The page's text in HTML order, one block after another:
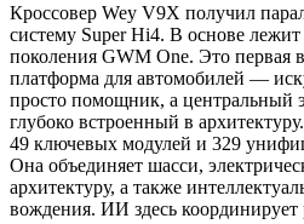
Кроссовер Wey V9X получил
систему Super Hi4. В основе лежит
поколения GWM One. Это первая
платформа для автомобилей —
просто помощник, а центральный
глубоко встроенный в
49 ключевых модулей и 329
Она объединяет шасси,
архитектуру, а также
вождения. ИИ здесь координирует